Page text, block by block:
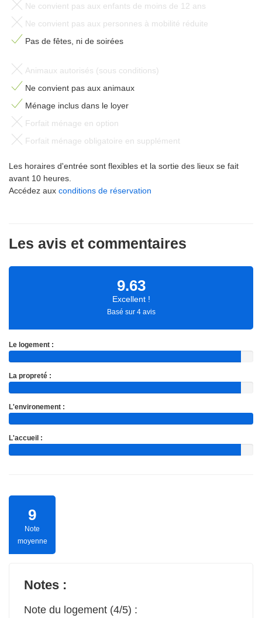
Ne convient pas aux enfants de moins de 12 ans
Ne convient pas aux personnes à mobilité réduite
Pas de fêtes, ni de soirées
Animaux autorisés (sous conditions)
Ne convient pas aux animaux
Ménage inclus dans le loyer
Forfait ménage en option
Forfait ménage obligatoire en supplément
Les horaires d'entrée sont flexibles et la sortie des lieux se fait
avant 10 heures.
Accédez aux conditions de réservation
Les avis et commentaires
9.63
Excellent !
Basé sur 4 avis
Le logement :
La propreté :
L'environement :
L'accueil :
9
Note
moyenne
Notes :
Note du logement (4/5) :